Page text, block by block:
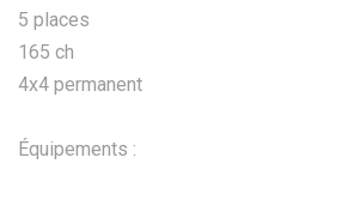
5 places
165 ch
4x4 permanent
Équipements :